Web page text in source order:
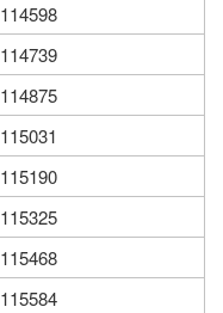
114598
114739
114875
115031
115190
115325
115468
115584